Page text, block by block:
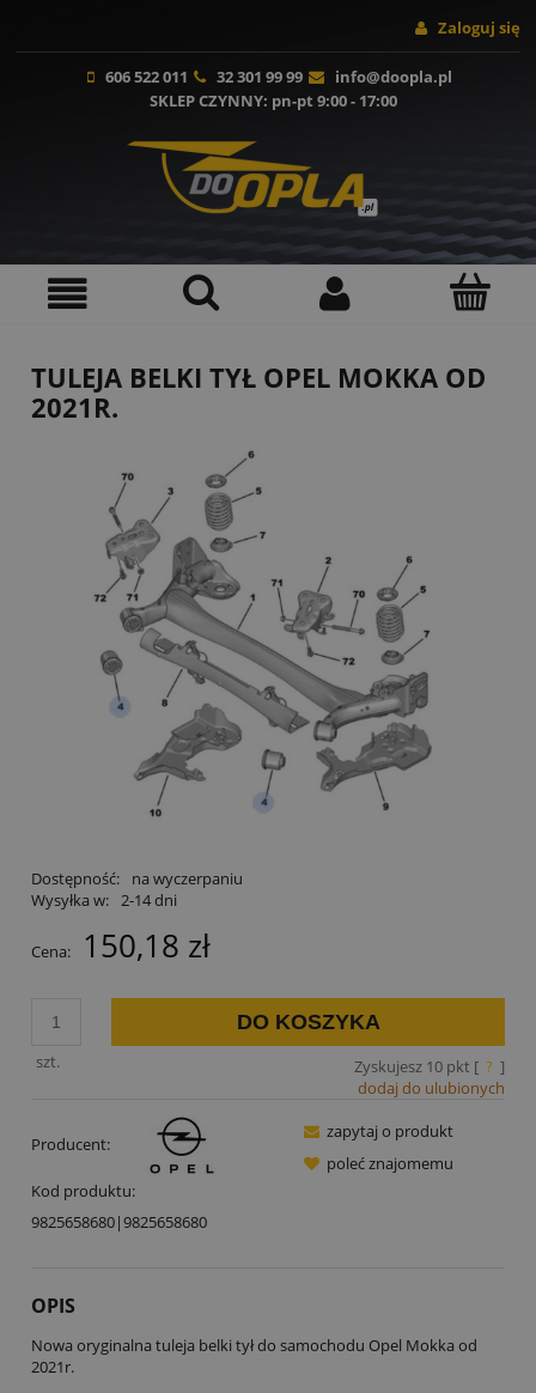
Zaloguj się
606 522 011 32 301 99 99
info@doopla.pl
SKLEP CZYNNY: pn-pt 9:00 - 17:00
TULEJA BELKI TYŁ OPEL MOKKA OD
2021R.
Dostępność:
na wyczerpaniu
Wysyłka w: 2-14 dni
Cena: 150,18 zł
szt.
DO KOSZYKA
Zyskujesz 10pkt [ ? ]
dodaj do ulubionych
Producent:
Kod produktu:
9825658680|9825658680
zapytaj o produkt
poleć znajomemu
OPIS
Nowa oryginalna tuleja belki tył do samochodu Opel Mokka od
2021r.